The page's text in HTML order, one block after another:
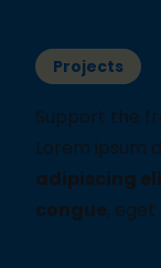
Projects
Support the
Lorem ipsum
adipiscing
congue,